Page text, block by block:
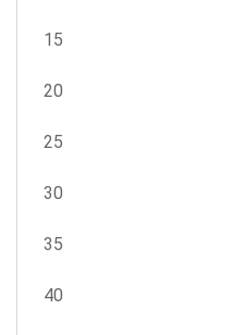
15
20
25
30
35
40